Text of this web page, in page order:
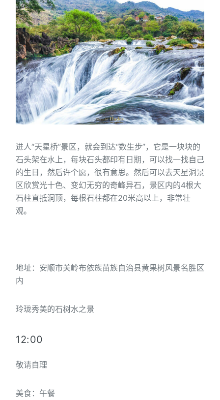
进人“天星桥”景区，就会到达“数生步”，它是一块块的
石头架在水上，每块石头都印有日期，可以找一找自己
的生日，然后许个愿，很有意思。然后可以去天星洞景
区欣赏光十色、变幻无穷的奇峰异石，景区内的4根大
石柱直抵洞顶，每根石柱都在20米高以上，非常壮
观。
地址：安顺市关岭布依族苗族自治县黄果树风景名胜区
内
玲珑秀美的石树水之景
12:00
敬请自理
美食：午餐